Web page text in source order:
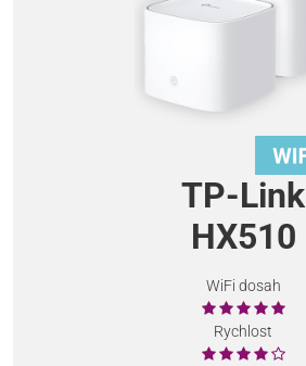
TP-Link
HX510
WiFi dosah
Rychlost